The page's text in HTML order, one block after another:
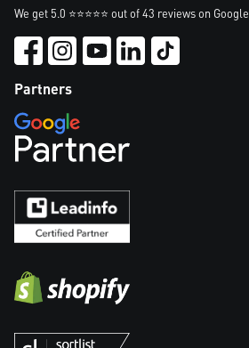
We get 5.0 ⭐⭐⭐⭐⭐ out of 43 reviews on Google
Partners